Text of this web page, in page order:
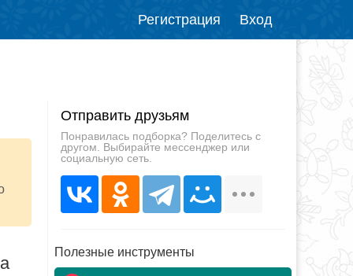
Регистрация Вход
Отправить друзьям
Понравилась подборка? Поделитесь с
другом. Выбирайте мессенджер или
социальную сеть.
Полезные инструменты